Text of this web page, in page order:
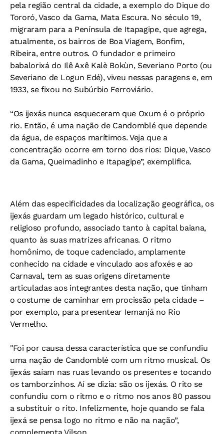
pela região central da cidade, a exemplo do Dique do
Tororó, Vasco da Gama, Mata Escura. No século 19,
migraram para a Península de Itapagipe, que agrega,
atualmente, os bairros de Boa Viagem, Bonfim,
Ribeira, entre outros. O fundador e primeiro
babalorixá do Ilê Axê Kalè Bokùn, Severiano Porto (ou
Severiano de Logun Edé), viveu nessas paragens e, em
1933, se fixou no Subúrbio Ferroviário.
“Os ijexás nunca esqueceram que Oxum é o próprio
rio. Então, é uma nação de Candomblé que depende
da água, de espaços marítimos. Veja que a
concentração ocorre em torno dos rios: Dique, Vasco
da Gama, Queimadinho e Itapagipe”, exemplifica.
Além das especificidades da localização geográfica, os
ijexás guardam um legado histórico, cultural e
religioso profundo, associado tanto à capital baiana,
quanto às suas matrizes africanas. O ritmo
homônimo, de toque cadenciado, amplamente
conhecido na cidade e vinculado aos afoxés e ao
Carnaval, tem as suas origens diretamente
articuladas aos integrantes desta nação, que tinham
o costume de caminhar em procissão pela cidade –
por exemplo, para presentear Iemanjá no Rio
Vermelho.
"Foi por causa dessa característica que se confundiu
uma nação de Candomblé com um ritmo musical. Os
ijexás saíam nas ruas levando os presentes e tocando
os tamborzinhos. Aí se dizia: são os ijexás. O rito se
confundiu com o ritmo e o ritmo nos anos 80 passou
a substituir o rito. Infelizmente, hoje quando se fala
ijexá se pensa logo no ritmo e não na nação”,